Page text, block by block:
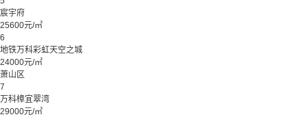
宸宇府
25600元/㎡
6
地铁万科彩虹天空之城
24000元/㎡
萧山区
7
万科樟宜翠湾
29000元/㎡